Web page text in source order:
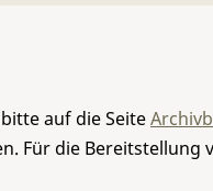
auf die Seite
Für die